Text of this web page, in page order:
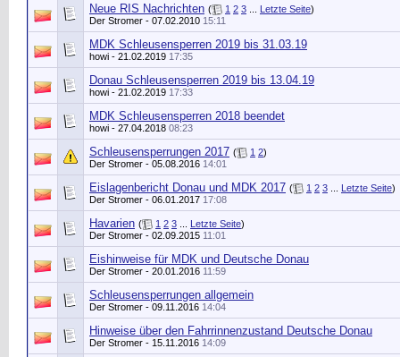
Neue RIS Nachrichten ( 1 2 3 Letzte Seite)
Der Stromer - 07.02.2010 15:11
MDK Schleusensperren 2019 bis 31.03.19
howi - 21.02.2019 17:35
Donau Schleusensperren 2019 bis 13.04.19
howi - 21.02.2019 17:33
MDK Schleusensperren 2018 beendet
howi - 27.04.2018 08:23
Schleusensperrungen 2017 ( 1 2)
Der Stromer - 05.08.2016 14:01
Eislagenbericht Donau und MDK 2017 ( 1 2 3 Letzte Seite)
Der Stromer - 06.01.2017 17:08
Havarien ( 1 2 3 Letzte Seite)
Der Stromer - 02.09.2015 11:01
Eishinweise für MDK und Deutsche Donau
Der Stromer - 20.01.2016 11:59
Schleusensperrungen allgemein
Der Stromer - 09.11.2016 14:04
Hinweise über den Fahrrinnenzustand Deutsche Donau
Der Stromer - 15.11.2016 14:09